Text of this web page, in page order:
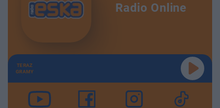
Radio Online
TERAZ
GRAMY